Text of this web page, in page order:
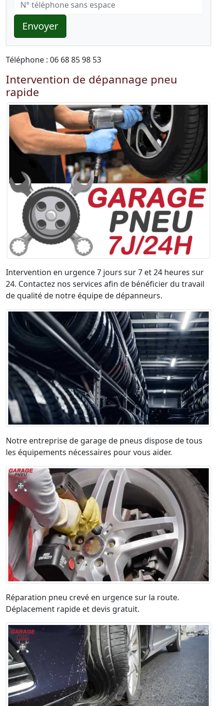
Envoyer
Téléphone : 06 68 85 98 53
Intervention de dépannage pneu
rapide
Intervention en urgence 7 jours sur 7 et 24 heures sur
24. Contactez nos services afin de bénéficier du travail
de qualité de notre équipe de dépanneurs.
Notre entreprise de garage de pneus dispose de tous
les équipements nécessaires pour vous aider.
Réparation pneu crevé en urgence sur la route.
Déplacement rapide et devis gratuit.